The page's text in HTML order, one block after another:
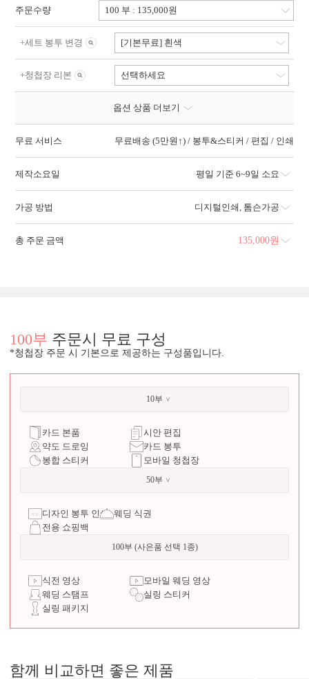
주문수량
+세트 봉투 변경 [기본무료] 흰색
+청첩장 리본 선택하세요
옵션 상품 더보기
무료 서비스 무료배송 (5만원↑) / 봉투&스티커 / 편집 / 인쇄
제작소요일 평일 기준 6~9일 소요
가공 방법 디지털인쇄 톰슨가공
총 주문 금액 135,000원
100부 주문시 무료 구성
*청첩장 주문 시 기본으로 제공하는 구성품입니다.
10부
카드 본품
시안 편집
약도 드로잉
카드 봉투
봉합 스티커
모바일 청첩장
50부
디자인 봉투 인쇄 웨딩 식권
전용 쇼핑백
100부 (사은품 선택 1종)
식전 영상
모바일 웨딩 영상
웨딩 스탬프
실링 스티커
실링 패키지
함께 비교하면 좋은 제품